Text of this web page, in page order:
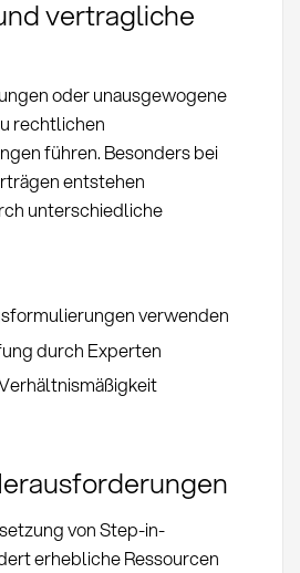
vertragliche
oder unausgewogene
rechtlichen
führen. Besonders bei
entstehen
unterschiedliche
verwenden
durch Experten
von Step-in-
erhebliche Ressourcen